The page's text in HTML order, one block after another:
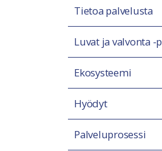
Tietoa palvelusta
Luvat ja valvonta -
Ekosysteemi
Hyödyt
Palveluprosessi